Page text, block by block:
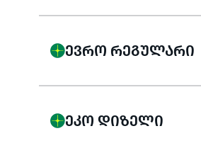
ᲔᲕᲠᲝ ᲠᲔᲒᲣᲚᲐᲠᲘ
ᲔᲙᲝ ᲓᲘᲖᲔᲚᲘ